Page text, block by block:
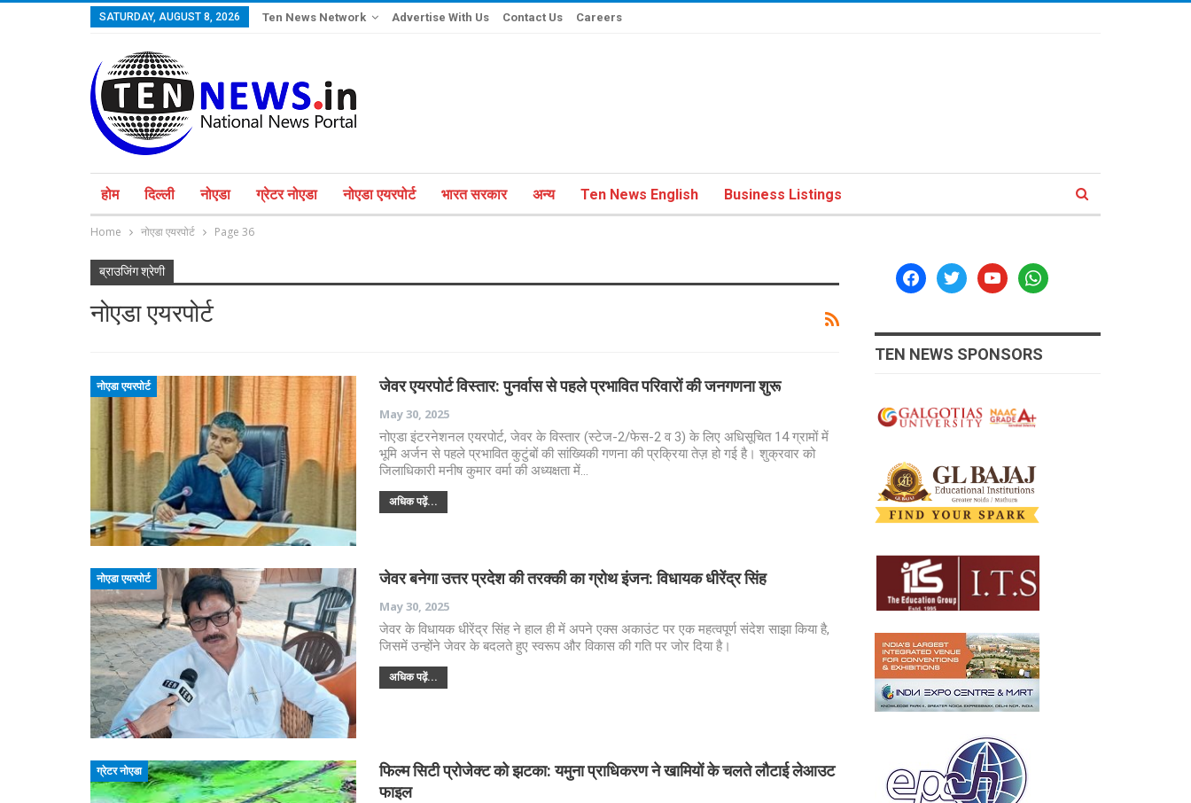
SATURDAY, AUGUST 8, 2026 Ten News Network Advertise With Us Contact Us Careers
होम दिल्ली नोएडा ग्रेटर नोएडा नोएडा एयरपोर्ट भारत सरकार अन्य Ten News English Business Listings
Home नोएडा एयरपोर्ट Page 36
ब्राउजिंग श्रेणी
नोएडा एयरपोर्ट
नोएडा एयरपोर्ट जेवर एयरपोर्ट विस्तार: पुनर्वास से पहले प्रभावित परिवारों की जनगणना शुरू
May 30, 2025
नोएडा इंटरनेशनल एयरपोर्ट, जेवर के विस्तार (स्टेज-2/फेस-2 व 3) के लिए अधिसूचित 14 ग्रामों में
भूमि अर्जन से पहले प्रभावित कुटुंबों की सांख्यिकी गणना की प्रक्रिया तेज़ हो गई है। शुक्रवार को
जिलाधिकारी मनीष कुमार वर्मा की अध्यक्षता में…
अधिक पढ़ें...
नोएडा एयरपोर्ट जेवर बनेगा उत्तर प्रदेश की तरक्की का ग्रोथ इंजन: विधायक धीरेंद्र सिंह
May 30, 2025
जेवर के विधायक धीरेंद्र सिंह ने हाल ही में अपने एक्स अकाउंट पर एक महत्वपूर्ण संदेश साझा किया है,
जिसमें उन्होंने जेवर के बदलते हुए स्वरूप और विकास की गति पर जोर दिया है।
अधिक पढ़ें...
ग्रेटर नोएडा
फिल्म सिटी प्रोजेक्ट को झटका: यमुना प्राधिकरण ने खामियों के चलते लौटाई लेआउट
फाइल
facebooktwitteryoutubewhatsapp
TEN NEWS SPONSORS